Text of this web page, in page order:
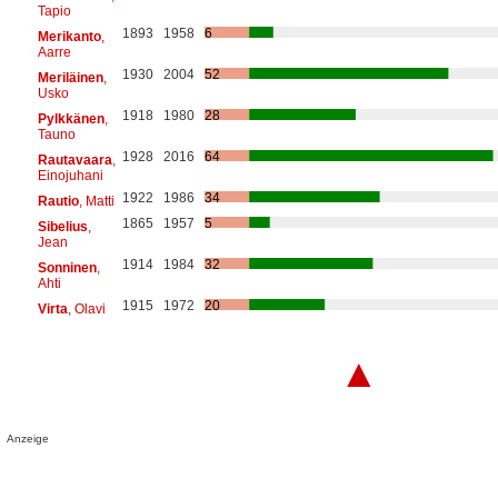
Tapio
Merikanto,
Aarre
1893 1958 6
Meriläinen,
Usko
1930 2004 52
Pylkkänen,
Tauno
1918 1980 28
Rautavaara
Einojuhani
1928 2016 64
Rautio, Matti 1922 1986
34
Sibelius
Jean
1865 1957 5
Sonninen,
Ahti
1914 1984 32
Virta , Olavi 1915 1972 20
▲
Anzeige